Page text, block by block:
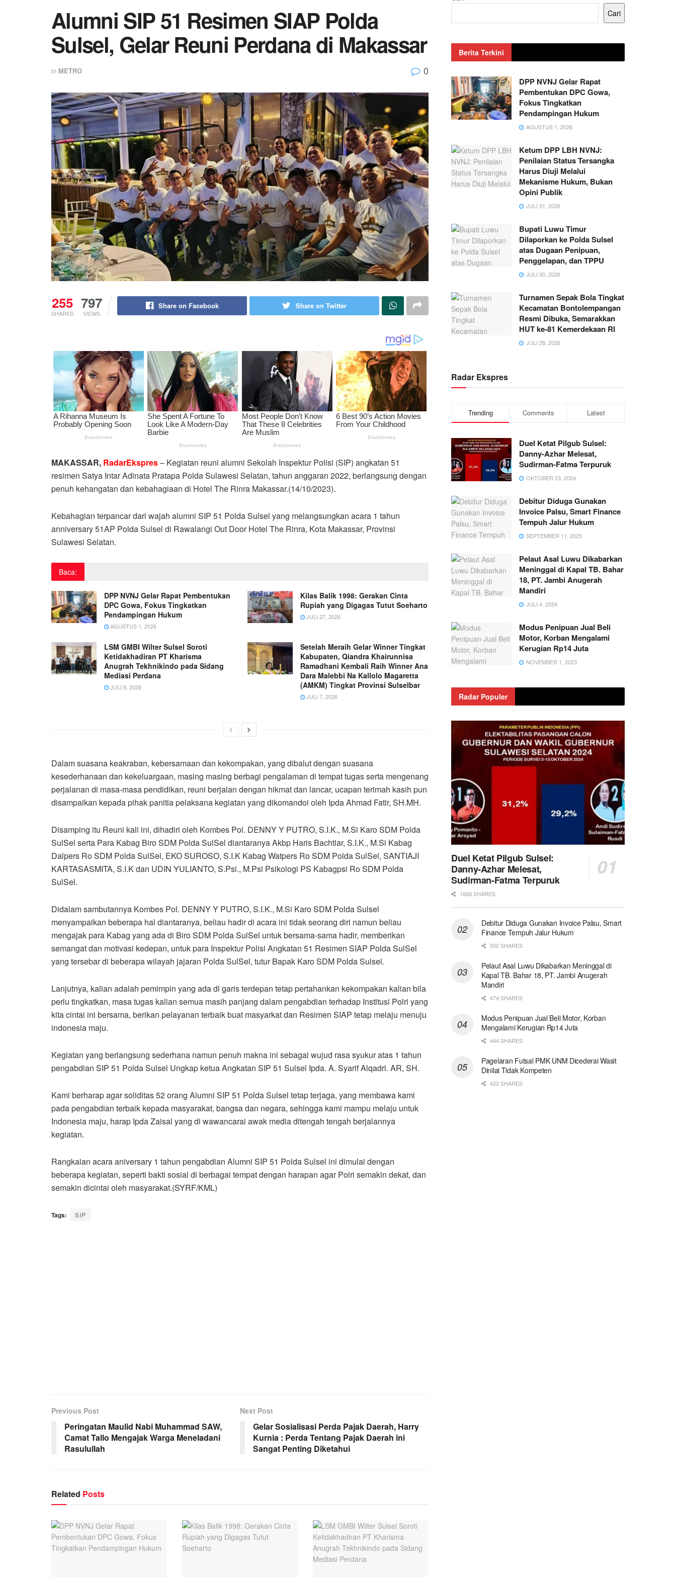
Alumni SIP 51 Resimen SIAP Polda
Sulsel, Gelar Reuni Perdana di Makassar
in METRO 0
255
SHARES
797
VIEWS
Share on Facebook Share on Twitter
MAKASSAR, RadarEkspres– Kegiatan reuni alumni Sekolah Inspektur Polisi (SIP) angkatan 51
resimen Satya Intar Adinata Pratapa Polda Sulawesi Selatan, tahun anggaran 2022, berlangsung dengan
penuh kehangatan dan kebahagiaan di Hotel The Rinra Makassar.(14/10/2023).
Kebahagian terpancar dari wajah alumni SIP 51 Polda Sulsel yang melangsungkan acara 1 tahun
anniversary 51AP Polda Sulsel di Rawalangi Out Door Hotel The Rinra, Kota Makassar, Provinsi
Sulawesi Selatan.
Baca:
DPP NVNJ Gelar Rapat Pembentukan
DPC Gowa, Fokus Tingkatkan
Pendampingan Hukum
AGUSTUS 1, 2026
Kilas Balik 1998: Gerakan Cinta
Rupiah yang Digagas Tutut Soeharto
JULI 27, 2026
LSM GMBI Wilter Sulsel Soroti
Ketidakhadiran PT Kharisma
Anugrah Tekhnikindo pada Sidang
Mediasi Perdana
JULI 8, 2026
Setelah Meraih Gelar Winner Tingkat
Kabupaten, Qiandra Khairunnisa
Ramadhani Kembali Raih Winner Ana
Dara Malebbi Na Kallolo Magaretta
(AMKM) Tingkat Provinsi Sulselbar
JULI 7, 2026
Dalam suasana keakraban, kebersamaan dan kekompakan, yang dibalut dengan suasana
kesederhanaan dan kekeluargaan, masing masing berbagi pengalaman di tempat tugas serta mengenang
perjalanan di masa-masa pendidikan, reuni berjalan dengan hikmat dan lancar, ucapan terimah kasih pun
disampaikan kepada pihak panitia pelaksana kegiatan yang dikomandoi oleh Ipda Ahmad Fatir, SH.MH.
Disamping itu Reuni kali ini, dihadiri oleh Kombes Pol. DENNY Y PUTRO, S.I.K., M.Si Karo SDM Polda
SulSel serta Para Kabag Biro SDM Polda SulSel diantaranya Akbp Haris Bachtiar, S.I.K., M.Si Kabag
Dalpers Ro SDM Polda SulSel, EKO SUROSO, S.I.K Kabag Watpers Ro SDM Polda SulSel, SANTIAJI
KARTASASMITA, S.I.K dan UDIN YULIANTO, S.Psi., M.Psi Psikologi PS Kabagpsi Ro SDM Polda
SulSel.
Didalam sambutannya Kombes Pol. DENNY Y PUTRO, S.I.K., M.Si Karo SDM Polda Sulsel
menyampaikan beberapa hal diantaranya, beliau hadir di acara ini tidak seorang diri namun beliau
mengajak para Kabag yang ada di Biro SDM Polda SulSel untuk bersama-sama hadir, memberikan
semangat dan motivasi kedepan, untuk para Inspektur Polisi Angkatan 51 Resimen SIAP Polda SulSel
yang tersebar di beberapa wilayah jajaran Polda SulSel, tutur Bapak Karo SDM Polda Sulsel.
Lanjutnya, kalian adalah pemimpin yang ada di garis terdepan tetap pertahankan kekompakan kalian bila
perlu tingkatkan, masa tugas kalian semua masih panjang dalam pengabdian terhadap Institusi Polri yang
kita cintai ini bersama, berikan pelayanan terbaik buat masyarkat dan Resimen SIAP tetap melaju menuju
indonesia maju.
Kegiatan yang berlangsung sederhana namun penuh makna ini sebagai wujud rasa syukur atas 1 tahun
pengabdian SIP 51 Polda Sulsel Ungkap ketua Angkatan SIP 51 Sulsel Ipda. A. Syarif Alqadri. AR, SH.
Kami berharap agar soliditas 52 orang Alumni SIP 51 Polda Sulsel tetap terjaga, yang membawa kami
pada pengabdian terbaik kepada masyarakat, bangsa dan negara, sehingga kami mampu melaju untuk
Indonesia maju, harap Ipda Zaisal yang di wawancarai awak media ditengah tengah berjalannya
kegiatan.
Rangkaian acara aniversary 1 tahun pengabdian Alumni SIP 51 Polda Sulsel ini dimulai dengan
beberapa kegiatan, seperti bakti sosial di berbagai tempat dengan harapan agar Polri semakin dekat, dan
semakin dicintai oleh masyarakat.(SYRF/KML)
Tags: SIP
Previous Post
Peringatan Maulid Nabi Muhammad SAW,
Camat Tallo Mengajak Warga Meneladani
Rasulullah
Next Post
Gelar Sosialisasi Perda Pajak Daerah, Harry
Kurnia : Perda Tentang Pajak Daerah ini
Sangat Penting Diketahui
Related Posts
Cari
Berita Terkini
DPP NVNJ Gelar Rapat
Pembentukan DPC Gowa,
Fokus Tingkatkan
Pendampingan Hukum
AGUSTUS 1, 2026
Ketum DPP LBH NVNJ:
Penilaian Status Tersangka
Harus Diuji Melalui
Mekanisme Hukum, Bukan
Opini Publik
JULI 31, 2026
Bupati Luwu Timur
Dilaporkan ke Polda Sulsel
atas Dugaan Penipuan,
Penggelapan, dan TPPU
JULI 30, 2026
Turnamen Sepak Bola Tingkat
Kecamatan Bontolempangan
Resmi Dibuka, Semarakkan
HUT ke-81 Kemerdekaan RI
JULI 28, 2026
Radar Ekspres
Trending Comments Latest
Duel Ketat Pilgub Sulsel:
Danny-Azhar Melesat,
Sudirman-Fatma Terpuruk
OKTOBER 23, 2024
Debitur Diduga Gunakan
Invoice Palsu, Smart Finance
Tempuh Jalur Hukum
SEPTEMBER 11, 2025
Pelaut Asal Luwu Dikabarkan
Meninggal di Kapal TB. Bahar
18, PT. Jambi Anugerah
Mandiri
JULI 4, 2024
Modus Penipuan Jual Beli
Motor, Korban Mengalami
Kerugian Rp14 Juta
NOVEMBER 1, 2023
Radar Populer
Duel Ketat Pilgub Sulsel:
Danny-Azhar Melesat,
Sudirman-Fatma Terpuruk
1668 SHARES
Debitur Diduga Gunakan Invoice Palsu, Smart
Finance Tempuh Jalur Hukum
502 SHARES
Pelaut Asal Luwu Dikabarkan Meninggal di
Kapal TB. Bahar 18, PT. Jambi Anugerah
Mandiri
474 SHARES
Modus Penipuan Jual Beli Motor, Korban
Mengalami Kerugian Rp14 Juta
444 SHARES
Pagelaran Futsal PMK UNM Dicederai Wasit
Dinilai Tidak Kompeten
422 SHARES